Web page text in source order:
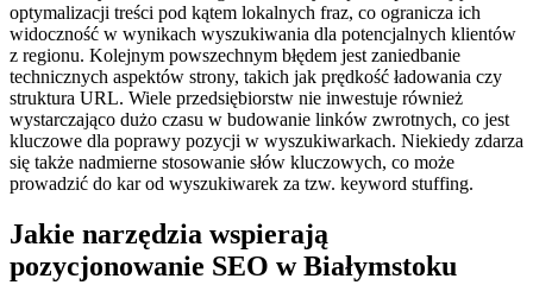
optymalizacji treści pod kątem lokalnych fraz, co ogranicza ich
widoczność w wynikach wyszukiwania dla potencjalnych klientów
z regionu. Kolejnym powszechnym błędem jest zaniedbanie
technicznych aspektów strony, takich jak prędkość ładowania czy
struktura URL. Wiele przedsiębiorstw nie inwestuje również
wystarczająco dużo czasu w budowanie linków zwrotnych, co jest
kluczowe dla poprawy pozycji w wyszukiwarkach. Niekiedy zdarza
się także nadmierne stosowanie słów kluczowych, co może
prowadzić do kar od wyszukiwarek za tzw. keyword stuffing.
Jakie narzędzia wspierają
pozycjonowanie SEO w Białymstoku